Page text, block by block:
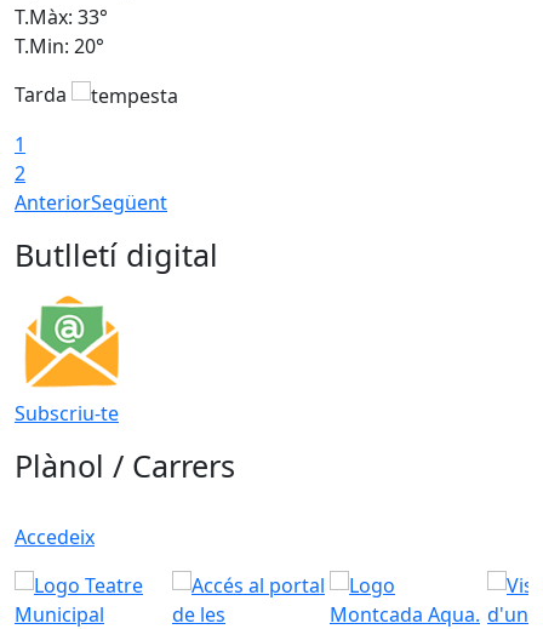
T.Màx: 33°
T.Min: 20°
Tarda
1
2
AnteriorSegüent
Butlletí digital
Subscriu-te
Plànol / Carrers
Accedeix